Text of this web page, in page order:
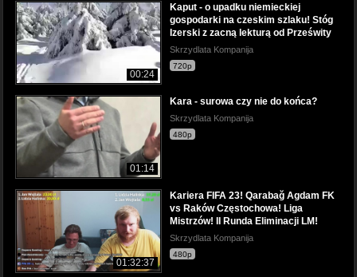
00:24
Kaput - o upadku niemieckiej
gospodarki na czeskim szlaku! Stóg
Izerski z zacną lekturą od Prześwity
Skrzydlata Kompanija
720p
01:14
Kara - surowa czy nie do końca?
Skrzydlata Kompanija
480p
01:32:37
Kariera FIFA 23! Qarabağ Agdam FK
vs Raków Częstochowa! Liga
Mistrzów! II Runda Eliminacji LM!
Skrzydlata Kompanija
480p